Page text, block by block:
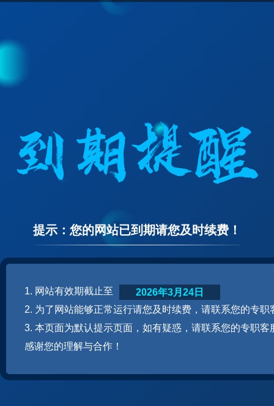
提示：您的网站已到期请您及时续费！
1. 网站有效期截止至
2. 为了网站能够正常运行请您及时续费，请联系您的专职
3. 本页面为默认提示页面，如有疑惑，请联系您的专职客
感谢您的理解与合作！
2026年3月24日